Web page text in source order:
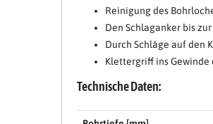
Reinigung des
Den Schlaganker bis
Durch Schläge auf den
Klettergriff ins
Technische Daten: